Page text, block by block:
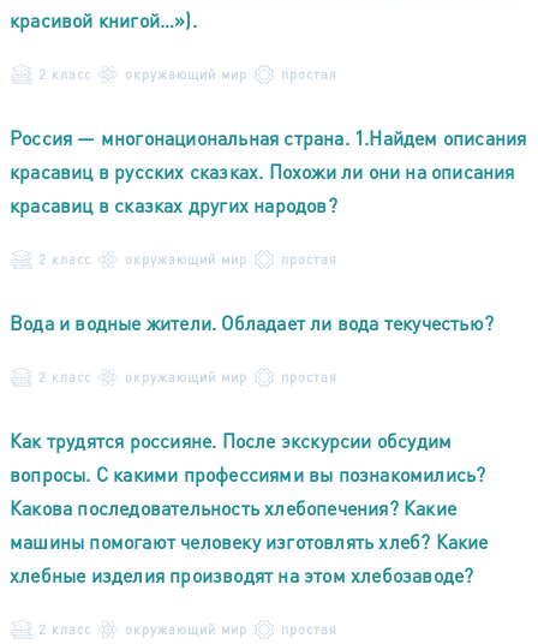
красивой книгой…»).
2 класс окружающий мир простая
Россия — многонациональная страна. 1.Найдем описания
красавиц в русских сказках. Похожи ли они на описания
красавиц в сказках других народов?
2 класс окружающий мир простая
Вода и водные жители. Обладает ли вода текучестью?
2 класс окружающий мир простая
Как трудятся россияне. После экскурсии обсудим
вопросы. С какими профессиями вы познакомились?
Какова последовательность хлебопечения? Какие
машины помогают человеку изготовлять хлеб? Какие
хлебные изделия производят на этом хлебозаводе?
2 класс окружающий мир простая